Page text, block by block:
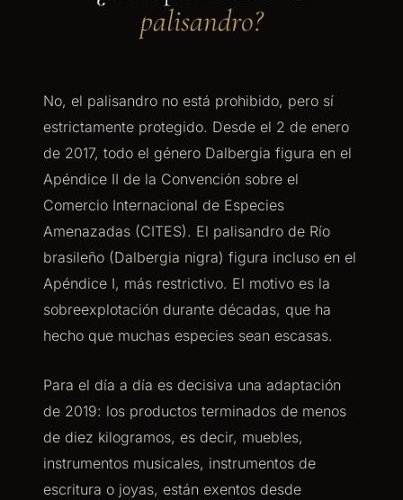
palisandro?
No, el palisandro no está prohibido, pero sí
estrictamente protegido. Desde el 2 de enero
de 2017, todo el género Dalbergia figura en el
Apéndice II de la Convención sobre el
Comercio Internacional de Especies
Amenazadas (CITES). El palisandro de Río
brasileño (Dalbergia nigra) figura incluso en el
Apéndice I, más restrictivo. El motivo es la
sobreexplotación durante décadas, que ha
hecho que muchas especies sean escasas.
Para el día a día es decisiva una adaptación
de 2019: los productos terminados de menos
de diez kilogramos, es decir, muebles,
instrumentos musicales, instrumentos de
escritura o joyas, están exentos desde